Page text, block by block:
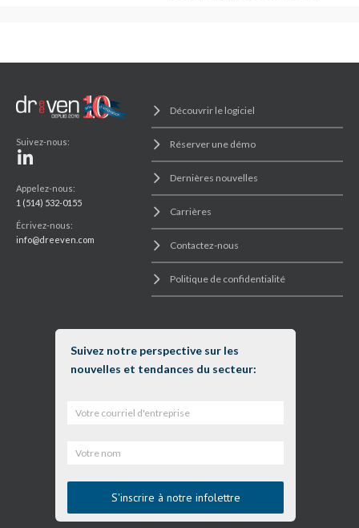
Suivez-nous:
Appelez-nous:
1 (514) 532-0155
Écrivez-nous:
info@dreeven.com
Découvrir le logiciel
Réserver une démo
Dernières nouvelles
Carrières
Contactez-nous
Politique de confidentialité
Suivez notre perspective sur les
nouvelles et tendances du secteur: